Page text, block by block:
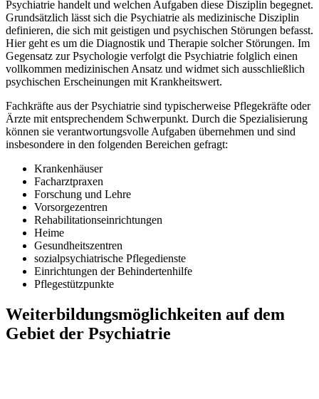
Psychiatrie handelt und welchen Aufgaben diese Disziplin begegnet.
Grundsätzlich lässt sich die Psychiatrie als medizinische Disziplin
definieren, die sich mit geistigen und psychischen Störungen befasst.
Hier geht es um die Diagnostik und Therapie solcher Störungen. Im
Gegensatz zur Psychologie verfolgt die Psychiatrie folglich einen
vollkommen medizinischen Ansatz und widmet sich ausschließlich
psychischen Erscheinungen mit Krankheitswert.
Fachkräfte aus der Psychiatrie sind typischerweise Pflegekräfte oder
Ärzte mit entsprechendem Schwerpunkt. Durch die Spezialisierung
können sie verantwortungsvolle Aufgaben übernehmen und sind
insbesondere in den folgenden Bereichen gefragt:
Krankenhäuser
Facharztpraxen
Forschung und Lehre
Vorsorgezentren
Rehabilitationseinrichtungen
Heime
Gesundheitszentren
sozialpsychiatrische Pflegedienste
Einrichtungen der Behindertenhilfe
Pflegestützpunkte
Weiterbildungsmöglichkeiten auf dem
Gebiet der Psychiatrie